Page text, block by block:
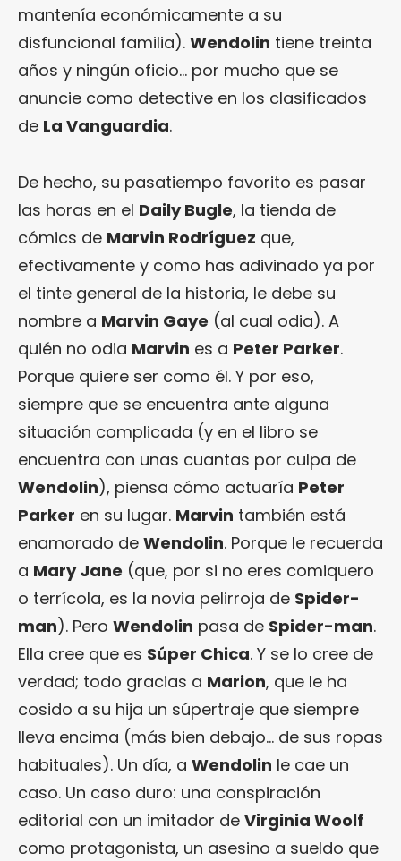
mantenía económicamente a su
disfuncional familia). Wendolin tiene treinta
años y ningún oficio… por mucho que se
anuncie como detective en los clasificados
de La Vanguardia.
De hecho, su pasatiempo favorito es pasar
las horas en el Daily Bugle, la tienda de
cómics de Marvin Rodríguez que,
efectivamente y como has adivinado ya por
el tinte general de la historia, le debe su
nombre a Marvin Gaye (al cual odia). A
quién no odia Marvin es a Peter Parker.
Porque quiere ser como él. Y por eso,
siempre que se encuentra ante alguna
situación complicada (y en el libro se
encuentra con unas cuantas por culpa de
Wendolin), piensa cómo actuaría Peter
Parker en su lugar. Marvin también está
enamorado de Wendolin. Porque le recuerda
a Mary Jane (que, por si no eres comiquero
o terrícola, es la novia pelirroja de Spider-
man). Pero Wendolin pasa de Spider-man.
Ella cree que es Súper Chica. Y se lo cree de
verdad; todo gracias a Marion, que le ha
cosido a su hija un súpertraje que siempre
lleva encima (más bien debajo… de sus ropas
habituales). Un día, a Wendolin le cae un
caso. Un caso duro: una conspiración
editorial con un imitador de Virginia Woolf
como protagonista, un asesino a sueldo que